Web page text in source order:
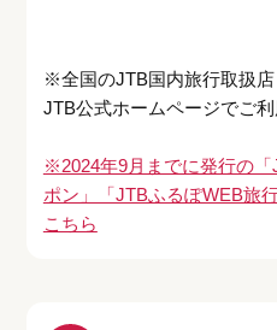
※全国のJTB国内旅行取扱店
JTB公式ホームページでご利
※2024年9月までに発行の
ポン」「JTBふるぽWEB旅
こちら